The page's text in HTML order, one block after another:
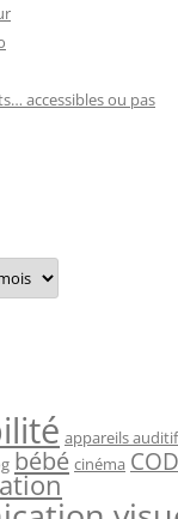
accessibles ou pas
appareils
bébé cinéma